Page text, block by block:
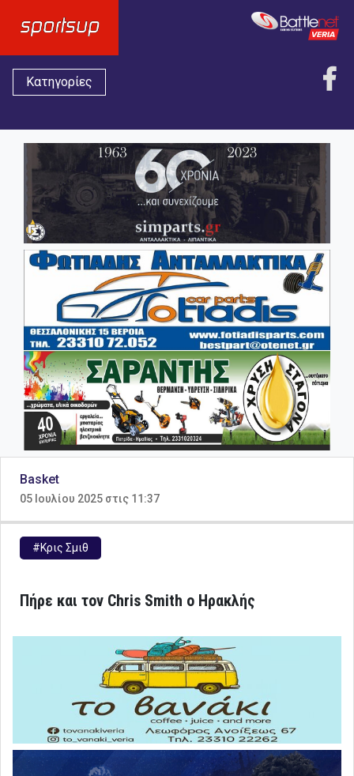
Κατηγορίες
Basket
05 Ιουλίου 2025 στις 11:37
#Κρις Σμιθ
Πήρε και τον Chris Smith ο Ηρακλής